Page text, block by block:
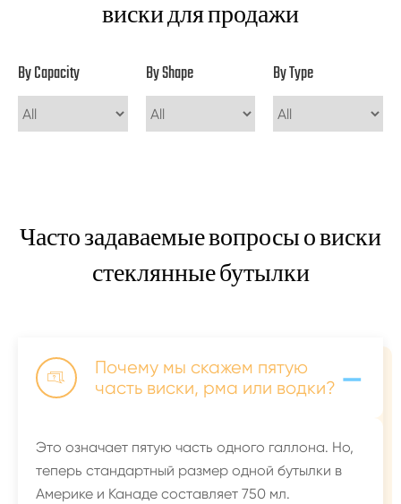
виски для продажи
By Capacity By Shape By Type
Часто задаваемые вопросы о виски
стеклянные бутылки

Почему мы скажем пятую
часть виски, рма или водки? -
Это означает пятую часть одного галлона. Но,
теперь стандартный размер одной бутылки в
Америке и Канаде составляет 750 мл.